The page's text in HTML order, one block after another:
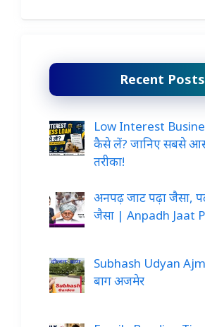
Recent Posts
Low Interest
कैसे लें? जानिए सबसे
तरीका!
अनपढ़ जाट पढ़ा जैसा,
जैसा | Anpadh Jaat
Subhash Udyan
बाग अजमेर